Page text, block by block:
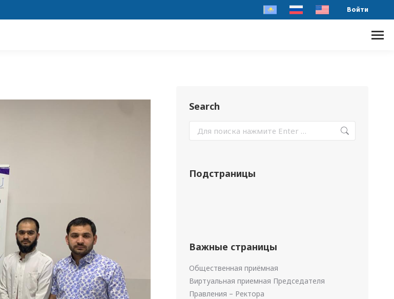
Войти
Search
Подстраницы
Важные страницы
Общественная приёмная
Виртуальная приемная Председателя
Правления – Ректора